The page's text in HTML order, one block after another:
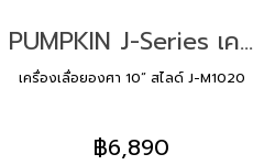
PUMPKIN J-Series เครื่องเลื่อยองศา 10“ สไลด์ J-M1020 (50126)
เครื่องเลื่อยองศา 10“ สไลด์ J-M1020
฿6,890